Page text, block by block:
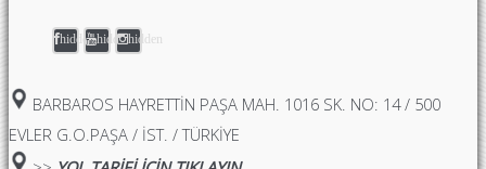
hidden hiddenhidden
BARBAROS HAYRETTIN PAŞA MAH. 1016 SK. NO: 14 / 500
EVLER G.O.PAŞA / İST. / TÜRKİYE